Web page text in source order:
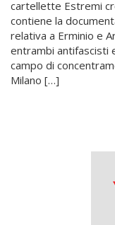
cartellette Estremi
contiene la
relativa a Erminio e
entrambi antifascisti
campo di
Milano […]